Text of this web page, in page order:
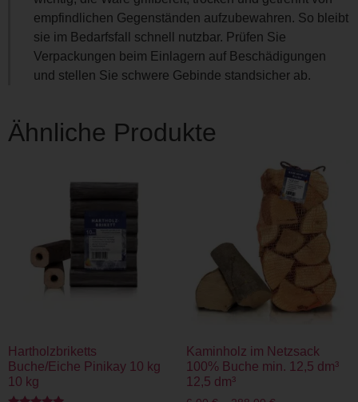
empfindlichen Gegenständen aufzubewahren. So bleibt
sie im Bedarfsfall schnell nutzbar. Prüfen Sie
Verpackungen beim Einlagern auf Beschädigungen
und stellen Sie schwere Gebinde standsicher ab.
Ähnliche Produkte
Hartholzbriketts
Buche/Eiche Pinikay 10 kg
10 kg
Kaminholz im Netzsack
100% Buche min. 12,5 dm³
12,5 dm³